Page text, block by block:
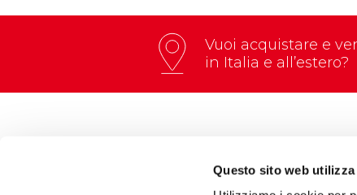
Questo sito web
Vuoi acquistare e
in Italia e all’estero?